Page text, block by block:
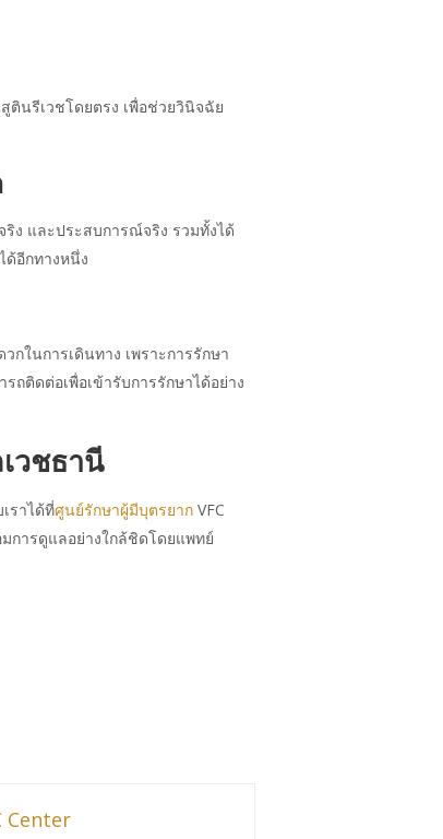
ตินรีเวชโดยตรง เพื่อช่วยวินิจฉัย
ริง และประสบการณ์จริง รวมทั้งได้
อีกทางหนึ่ง
กในการเดินทาง เพราะการรักษา
ถติดต่อเพื่อเข้ารับการรักษาได้อย่าง
วชธานี
ราได้ที่ศูนย์รักษาผู้มีบุตรยาก VFC
การดูแลอย่างใกล้ชิดโดยแพทย์
Center